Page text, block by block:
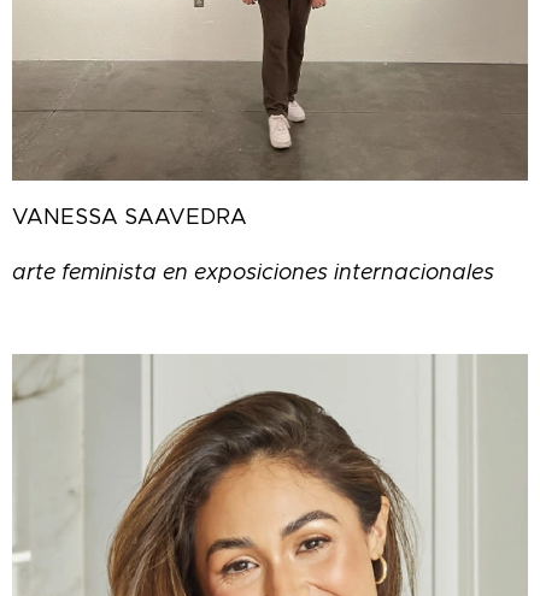
VANESSA SAAVEDRA
arte feminista en exposiciones internacionales